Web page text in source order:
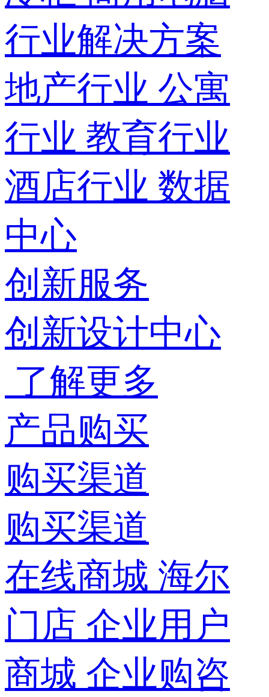
行业解决方案
地产行业 公寓
行业 教育行业
酒店行业 数据
中心
创新服务
创新设计中心
了解更多
产品购买
购买渠道
购买渠道
在线商城 海尔
门店 企业用户
商城 企业购咨